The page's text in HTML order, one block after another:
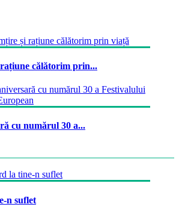
călătorim prin...
cu numărul 30 a...
n suflet